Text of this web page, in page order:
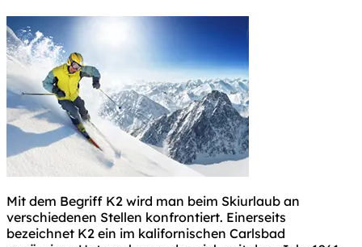
Mit dem Begriff K2 wird man beim Skiurlaub an
verschiedenen Stellen konfrontiert. Einerseits
bezeichnet K2 ein im kalifornischen Carlsbad